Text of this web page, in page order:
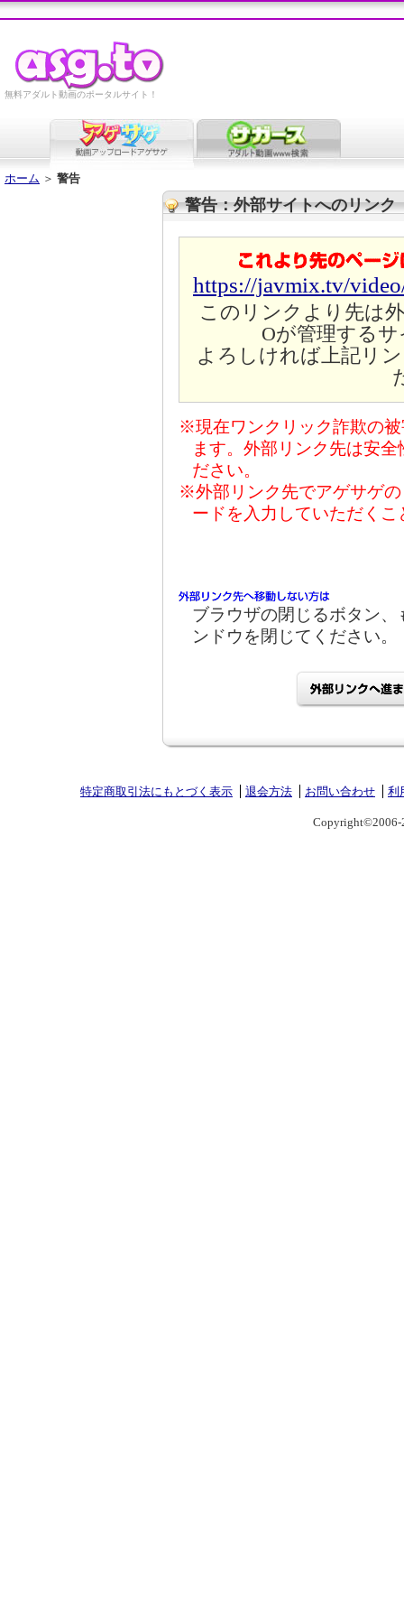
無料アダルト動画のポータルサイト！
ホーム ＞ 警告
警告：外部サイトへのリンク
https://javmix.tv/
このリンクより先は
Oが管理する
よろしければ上記リ
※現在ワンクリック詐欺の
ます。外部リンク先は安
ださい。
※外部リンク先でアゲサゲ
ードを入力していただく
ブラウザの閉じるボタン
ンドウを閉じてください。
特定商取引法にもとづく表示 退会方法 お問い合わせ 利
Copyright©2006-